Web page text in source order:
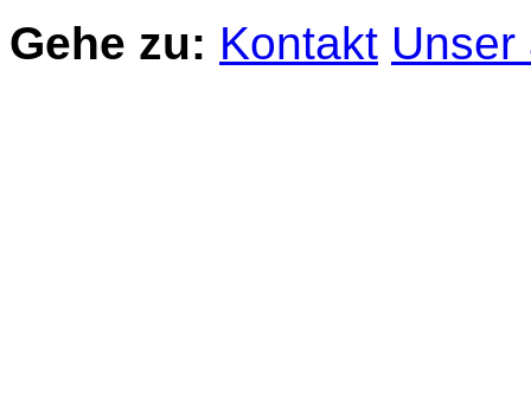
Gehe zu: Kontakt Unser